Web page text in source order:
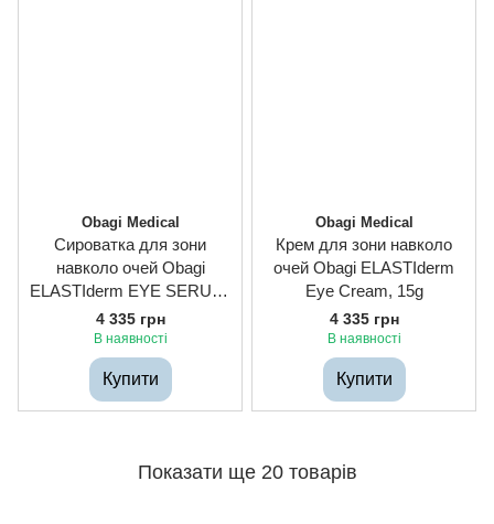
Obagi Medical
Сироватка для зони
навколо очей Obagi
ELASTIderm EYE SERUM,
14ml
4 335 грн
В наявності
Купити
Obagi Medical
Крем для зони навколо
очей Obagi ELASTIderm
Eye Cream, 15g
4 335 грн
В наявності
Купити
Показати ще 20 товарів